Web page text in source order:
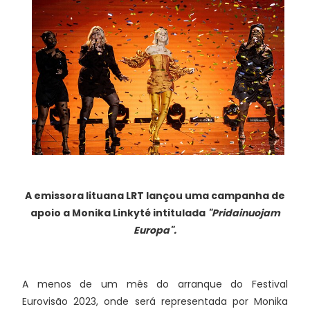
A emissora lituana LRT lançou uma campanha de
apoio a Monika Linkyté intitulada "Pridainuojam
Europa".
A menos de um mês do arranque do Festival
Eurovisão 2023, onde será representada por Monika